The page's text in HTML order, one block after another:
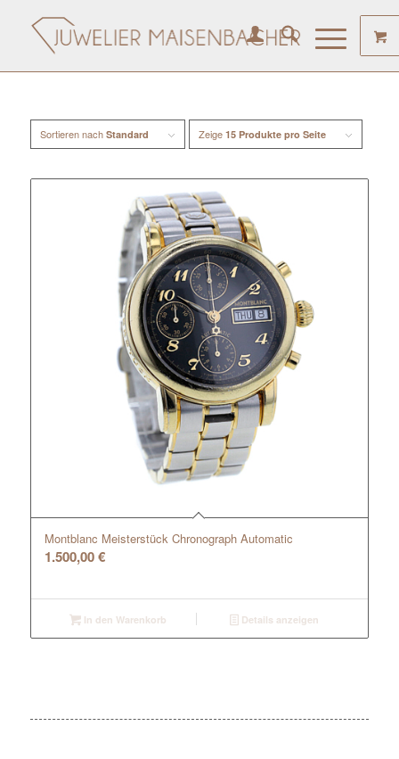
Sortieren nach Standard Zeige 15 Produkte pro Seite
Montblanc Meisterstück Chronograph Automatic
1.500,00€
In den Warenkorb Details anzeigen